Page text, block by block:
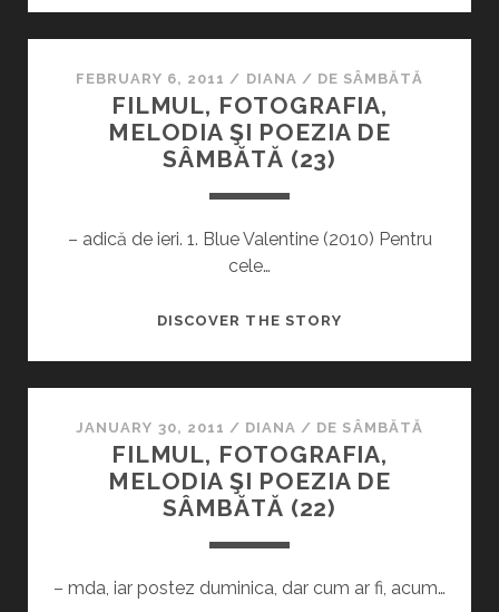
POEZIA
DE
SÂMBĂTĂ
FEBRUARY 6, 2011 / DIANA / DE SÂMBĂTĂ
FILMUL, FOTOGRAFIA,
MELODIA ŞI POEZIA DE
SÂMBĂTĂ (23)
– adică de ieri. 1. Blue Valentine (2010) Pentru
cele…
DISCOVER THE STORYFILMUL,
POEZIA
DE
SÂMBĂTĂ
JANUARY 30, 2011 / DIANA / DE SÂMBĂTĂ
FILMUL, FOTOGRAFIA,
MELODIA ŞI POEZIA DE
SÂMBĂTĂ (22)
– mda, iar postez duminica, dar cum ar fi, acum…